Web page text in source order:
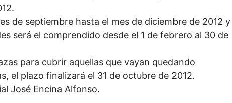
de septiembre hasta el mes de diciembre de 2012 y
será el comprendido desde el 1 de febrero al 30 de
para cubrir aquellas que vayan quedando
el plazo finalizará el 31 de octubre de 2012.
José Encina Alfonso.